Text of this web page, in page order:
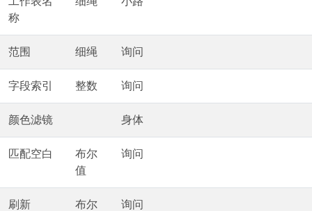
称
范围 细绳 询问
字段索引 整数 询问
颜色滤镜 身体
匹配空白
布尔
值
询问
刷新
布尔
询问